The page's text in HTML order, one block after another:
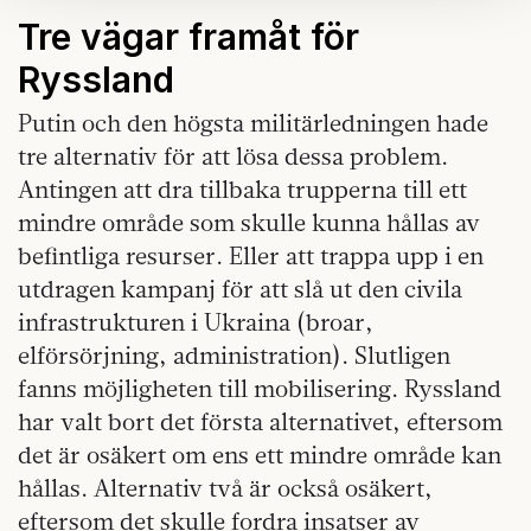
kan du göra dethär
Tre vägar framåt för
Ryssland
Putin och den högsta militärledningen hade
tre alternativ för att lösa dessa problem.
Antingen att dra tillbaka trupperna till ett
mindre område som skulle kunna hållas av
befintliga resurser. Eller att trappa upp i en
utdragen kampanj för att slå ut den civila
infrastrukturen i Ukraina (broar,
elförsörjning, administration). Slutligen
fanns möjligheten till mobilisering. Ryssland
har valt bort det första alternativet, eftersom
det är osäkert om ens ett mindre område kan
hållas. Alternativ två är också osäkert,
eftersom det skulle fordra insatser av